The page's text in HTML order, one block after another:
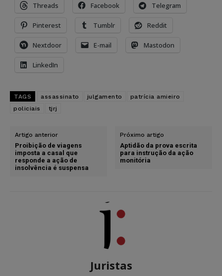
Threads Facebook Telegram
Pinterest Tumblr Reddit
Nextdoor E-mail Mastodon
LinkedIn
TAGS assassinato julgamento
patrícia amieiro
policiais
tjrj
Artigo anterior
Proibição de viagens
imposta a casal que
responde a ação de
insolvência é suspensa
Próximo artigo
Aptidão da prova escrita
para instrução da ação
monitória
Juristas